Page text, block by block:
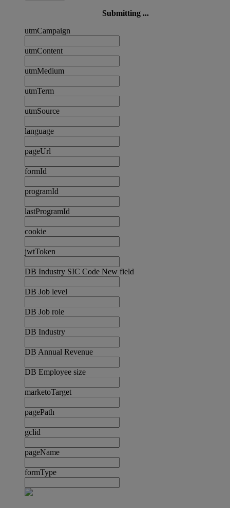
Submitting ...
utmCampaign
utmContent
utmMedium
utmTerm
utmSource
language
pageUrl
formId
programId
lastProgramId
cookie
jwtToken
DB Industry SIC Code New field
DB Job level
DB Job role
DB Industry
DB Annual Revenue
DB Employee size
marketoTarget
pagePath
gclid
pageName
formType